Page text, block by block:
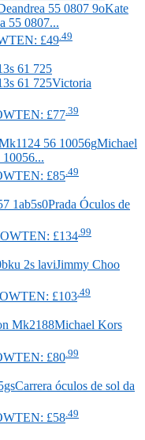
Kate
55 0807...
£49 .49
Victoria
£77.39
Michael
£85 .49
Prada Óculos de
£134.99
Jimmy Choo
£103.49
Michael Kors
£80 .99
Carrera óculos de sol da
£58 .49